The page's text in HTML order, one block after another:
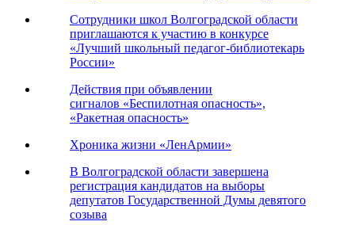
Сотрудники школ Волгоградской области
приглашаются к участию в конкурсе
«Лучший школьный педагог-библиотекарь
России»
Действия при объявлении
сигналов «Беспилотная опасность»,
«Ракетная опасность»
Хроника жизни «ЛенАрмии»
В Волгоградской области завершена
регистрация кандидатов на выборы
депутатов Государственной Думы девятого
созыва